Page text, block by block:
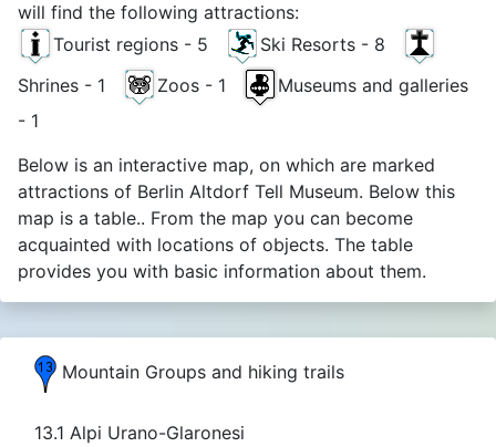
will find the following attractions:
Tourist regions - 5
Ski Resorts - 8
Shrines - 1
Zoos - 1
Museums and galleries
- 1
Below is an interactive map, on which are marked
attractions of Berlin Altdorf Tell Museum. Below this
map is a table.. From the map you can become
acquainted with locations of objects. The table
provides you with basic information about them.
Mountain Groups and hiking trails
13.1 Alpi Urano-Glaronesi